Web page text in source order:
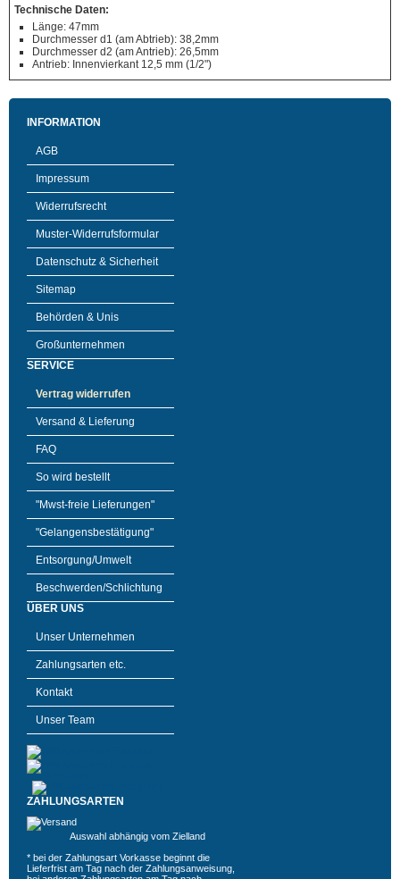
Technische Daten:
Länge: 47mm
Durchmesser d1 (am Abtrieb): 38,2mm
Durchmesser d2 (am Antrieb): 26,5mm
Antrieb: Innenvierkant 12,5 mm (1/2")
INFORMATION
AGB
Impressum
Widerrufsrecht
Muster-Widerrufsformular
Datenschutz & Sicherheit
Sitemap
Behörden & Unis
Großunternehmen
SERVICE
Vertrag widerrufen
Versand & Lieferung
FAQ
So wird bestellt
"Mwst-freie Lieferungen"
"Gelangensbestätigung"
Entsorgung/Umwelt
Beschwerden/Schlichtung
ÜBER UNS
Unser Unternehmen
Zahlungsarten etc.
Kontakt
Unser Team
ZAHLUNGSARTEN
Auswahl abhängig vom Zielland
* bei der Zahlungsart Vorkasse beginnt die
Lieferfrist am Tag nach der Zahlungsanweisung,